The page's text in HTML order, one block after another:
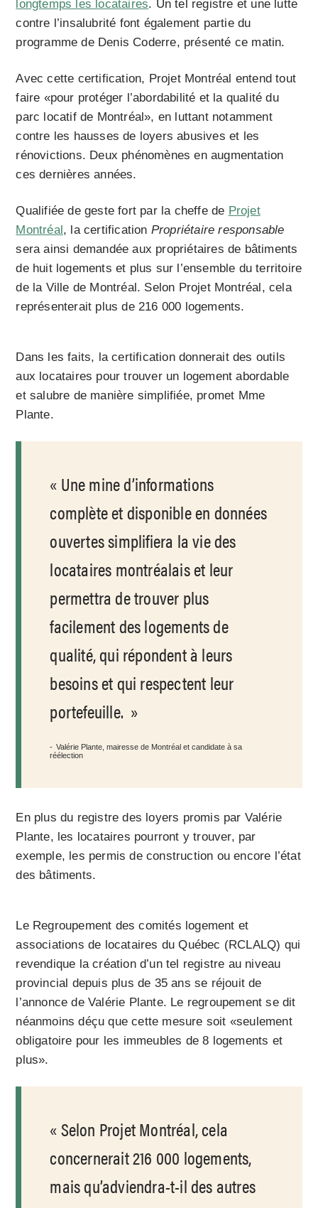
longtemps les locataires. Un tel registre et une lutte
contre l’insalubrité font également partie du
programme de Denis Coderre, présenté ce matin.
Avec cette certification, Projet Montréal entend tout
faire «pour protéger l’abordabilité et la qualité du
parc locatif de Montréal», en luttant notamment
contre les hausses de loyers abusives et les
rénovictions. Deux phénomènes en augmentation
ces dernières années.
Qualifiée de geste fort par la cheffe de Projet
Montréal , la certification Propriétaire responsable
sera ainsi demandée aux propriétaires de bâtiments
de huit logements et plus sur l’ensemble du territoire
de la Ville de Montréal. Selon Projet Montréal, cela
représenterait plus de 216 000 logements.
Dans les faits, la certification donnerait des outils
aux locataires pour trouver un logement abordable
et salubre de manière simplifiée, promet Mme
Plante.
Une mine d’informations
complète et disponible en données
ouvertes simplifiera la vie des
locataires montréalais et leur
permettra de trouver plus
facilement des logements de
qualité, qui répondent à leurs
besoins et qui respectent leur
portefeuille.
Valérie Plante, mairesse de Montréal et candidate à sa
réélection
En plus du registre des loyers promis par Valérie
Plante, les locataires pourront y trouver, par
exemple, les permis de construction ou encore l’état
des bâtiments.
Le Regroupement des comités logement et
associations de locataires du Québec (RCLALQ) qui
revendique la création d’un tel registre au niveau
provincial depuis plus de 35 ans se réjouit de
l’annonce de Valérie Plante. Le regroupement se dit
néanmoins déçu que cette mesure soit «seulement
obligatoire pour les immeubles de 8 logements et
plus».
Selon Projet Montréal, cela
concernerait 216 000 logements,
mais qu’adviendra-t-il des autres